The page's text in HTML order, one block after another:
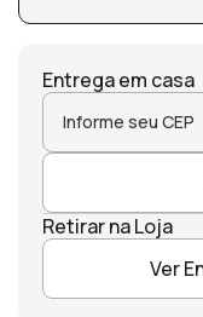
Entrega em casa
Retirar na Loja
Ver